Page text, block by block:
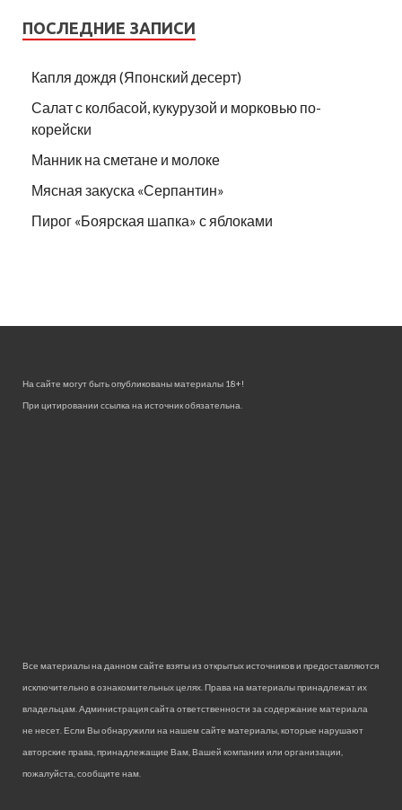
ПОСЛЕДНИЕ ЗАПИСИ
Капля дождя (Японский десерт)
Салат с колбасой, кукурузой и морковью по-
корейски
Манник на сметане и молоке
Мясная закуска «Серпантин»
Пирог «Боярская шапка» с яблоками
На сайте могут быть опубликованы материалы 18+!
При цитировании ссылка на источник обязательна.
Все материалы на данном сайте взяты из открытых источников и предоставляются
исключительно в ознакомительных целях. Права на материалы принадлежат их
владельцам. Администрация сайта ответственности за содержание материала
не несет. Если Вы обнаружили на нашем сайте материалы, которые нарушают
авторские права, принадлежащие Вам, Вашей компании или организации,
пожалуйста, сообщите нам.